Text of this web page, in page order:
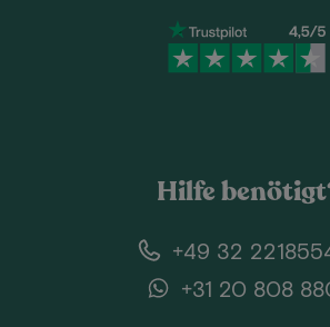
Hilfe
+49 32
+31 20 808